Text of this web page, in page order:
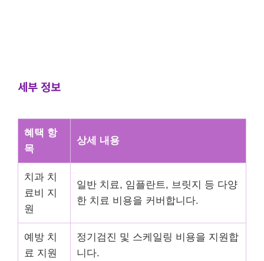
세부 정보
혜택 항
목
상세 내용
치과 치
료비 지
원
일반 치료, 임플란트, 브릿지 등 다양
한 치료 비용을 커버합니다.
예방 치
료 지원
정기검진 및 스케일링 비용을 지원합
니다.